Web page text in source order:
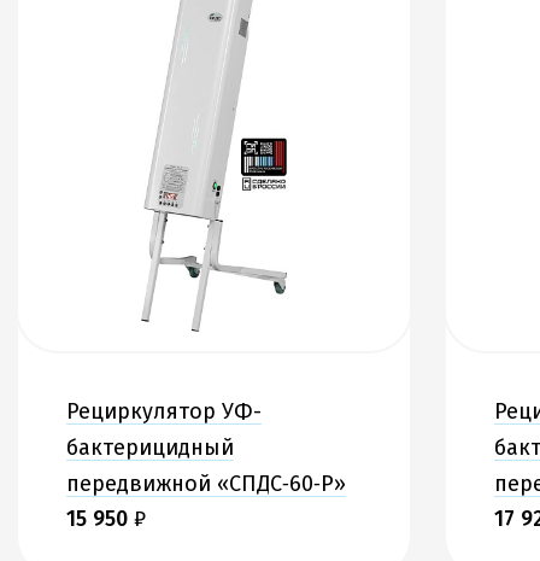
Рециркулятор УФ-
бактерицидный
передвижной «СПДС‑60‑Р»
15 950 ₽
17